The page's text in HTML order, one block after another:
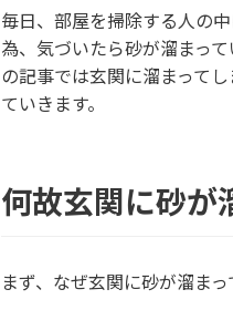
毎日、部屋を掃除する人の
為、気づいたら砂が溜まっ
の記事では玄関に溜まって
ていきます。
何故玄関に砂が
まず、なぜ玄関に砂が溜ま